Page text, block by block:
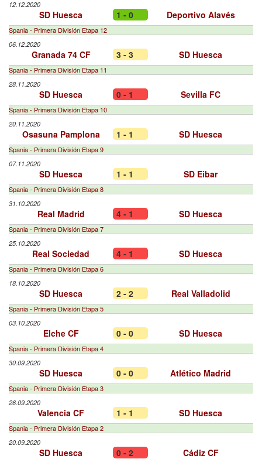
12.12.2020
SD Huesca 1 - 0 Deportivo Alavés
Spania - Primera División Etapa 12
06.12.2020
Granada 74 CF 3 - 3 SD Huesca
Spania - Primera División Etapa 11
28.11.2020
SD Huesca 0 - 1 Sevilla FC
Spania - Primera División Etapa 10
20.11.2020
Osasuna Pamplona 1 - 1 SD Huesca
Spania - Primera División Etapa 9
07.11.2020
SD Huesca 1 - 1 SD Eibar
Spania - Primera División Etapa 8
31.10.2020
Real Madrid 4 - 1 SD Huesca
Spania - Primera División Etapa 7
25.10.2020
Real Sociedad 4 - 1 SD Huesca
Spania - Primera División Etapa 6
18.10.2020
SD Huesca 2 - 2 Real Valladolid
Spania - Primera División Etapa 5
03.10.2020
Elche CF 0 - 0 SD Huesca
Spania - Primera División Etapa 4
30.09.2020
SD Huesca 0 - 0 Atlético Madrid
Spania - Primera División Etapa 3
26.09.2020
Valencia CF 1 - 1 SD Huesca
Spania - Primera División Etapa 2
20.09.2020
SD Huesca 0 - 2 Cádiz CF